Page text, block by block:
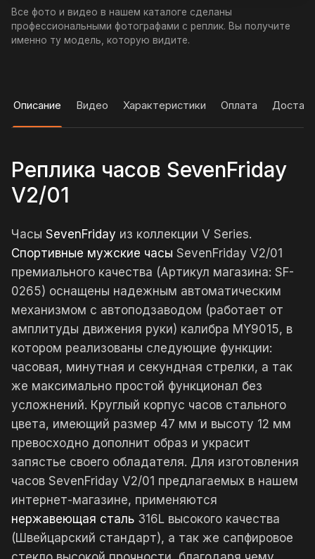
Все фото и видео в нашем каталоге сделаны
профессиональными фотографами с реплик. Вы получите
именно ту модель, которую видите.
Описание Видео Характеристики Оплата
Реплика часов SevenFriday
V2/01
Часы SevenFriday из коллекции V Series.
Спортивные мужские часы SevenFriday V2/01
премиального качества (Артикул магазина: SF-
0265) оснащены надежным автоматическим
механизмом с автоподзаводом (работает от
амплитуды движения руки) калибра MY9015, в
котором реализованы следующие функции:
часовая, минутная и секундная стрелки, а так
же максимально простой функционал без
усложнений. Круглый корпус часов стального
цвета, имеющий размер 47 мм и высоту 12 мм
превосходно дополнит образ и украсит
запястье своего обладателя. Для изготовления
часов SevenFriday V2/01 предлагаемых в нашем
интернет-магазине, применяются
нержавеющая сталь 316L высокого качества
(Швейцарский стандарт), а так же сапфировое